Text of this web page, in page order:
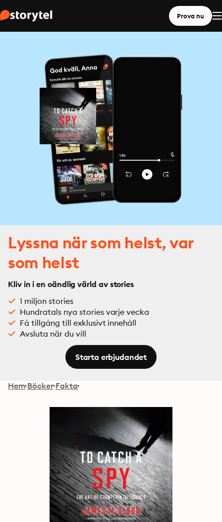
Prova nu
Lyssna när som helst, var
som helst
Kliv in i en oändlig värld av stories
1 miljon stories
Hundratals nya stories varje vecka
Få tillgång till exklusivt innehåll
Avsluta när du vill
Starta erbjudandet
Hem Böcker Fakta